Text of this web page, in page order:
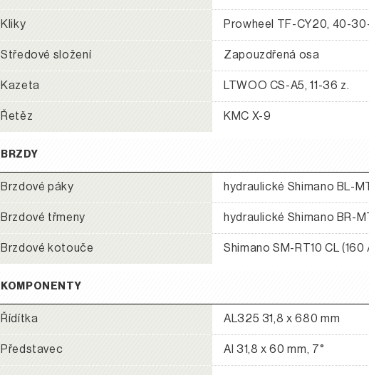
Kliky Prowheel TF-CY20, 40-
Středové složení Zapouzdřená osa
Kazeta LTWOO CS-A5, 11-36 z.
Řetěz KMC X-9
BRZDY
Brzdové páky hydraulické Shimano BL-
Brzdové třmeny hydraulické Shimano BR-
Brzdové kotouče Shimano SM-RT10 CL (160
KOMPONENTY
Řídítka AL325 31,8 x 680 mm
Představec Al 31,8 x 60 mm, 7°